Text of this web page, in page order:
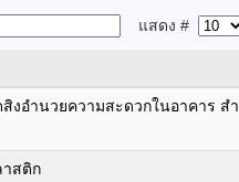
แสดง #
สิงอํานวยความสะดวกในอาคาร
าสติก